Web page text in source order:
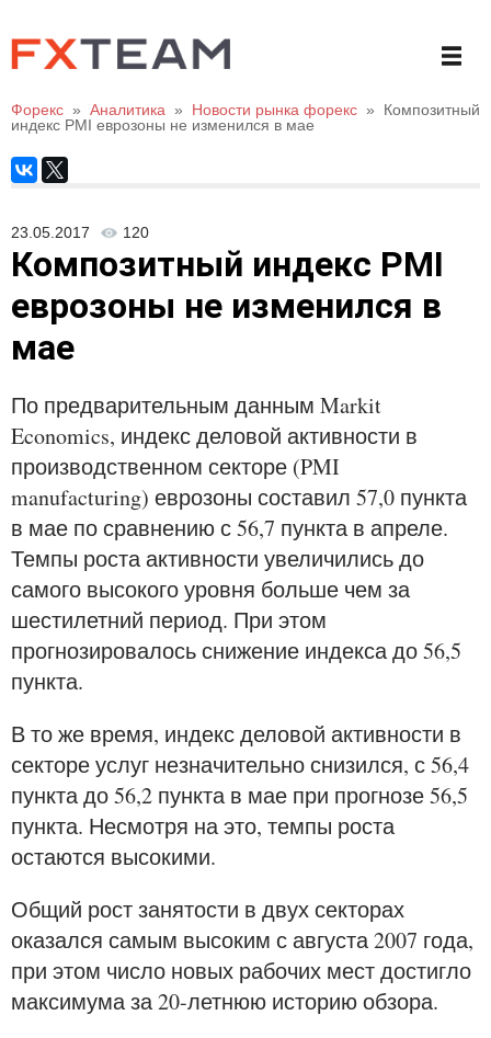
Форекс » Аналитика » Новости рынка форекс »
Композитный
индекс PMI еврозоны не изменился в мае
23.05.2017 120
Композитный индекс PMI
еврозоны не изменился в
мае
По предварительным данным Markit
Economics, индекс деловой активности в
производственном секторе (PMI
manufacturing) еврозоны составил 57,0 пункта
в мае по сравнению с 56,7 пункта в апреле.
Темпы роста активности увеличились до
самого высокого уровня больше чем за
шестилетний период. При этом
прогнозировалось снижение индекса до 56,5
пункта.
В то же время, индекс деловой активности в
секторе услуг незначительно снизился, с 56,4
пункта до 56,2 пункта в мае при прогнозе 56,5
пункта. Несмотря на это, темпы роста
остаются высокими.
Общий рост занятости в двух секторах
оказался самым высоким с августа 2007 года,
при этом число новых рабочих мест достигло
максимума за 20-летнюю историю обзора.